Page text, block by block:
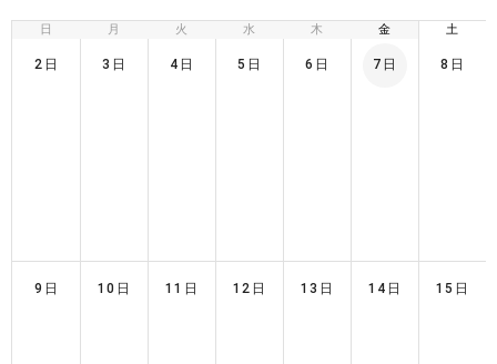
日 月 火 水 木 金 土
2日 3日 4日 5日 6日 7日 8日
9日 10日 11日 12日 13日 14日 15日